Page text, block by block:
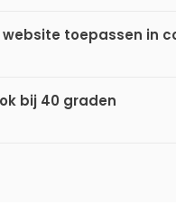
toepassen in
bij 40 graden